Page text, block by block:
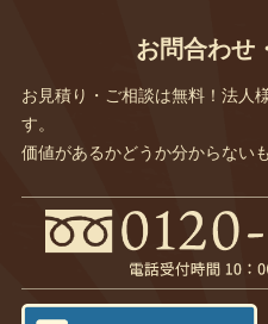
お問合わせ
お見積り・ご相談は無料！法人
す。
価値があるかどうか分からない